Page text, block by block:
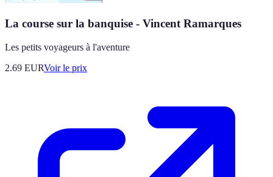
La course sur la banquise - Vincent Ramarques
Les petits voyageurs à l'aventure
2.69 EURVoir le prix